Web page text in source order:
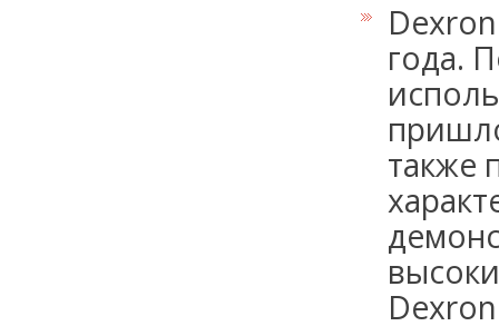
Dexron
года.
также